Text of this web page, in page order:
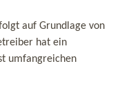
auf Grundlage von
hat ein
umfangreichen